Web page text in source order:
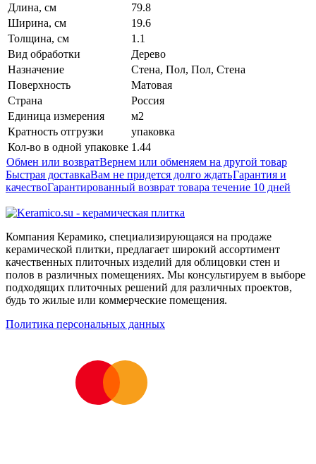
Длина, см
79.8
Ширина, см
19.6
Толщина, см
1.1
Вид обработки
Дерево
Назначение
Стена, Пол, Пол, Стена
Поверхность
Матовая
Страна
Россия
Единица измерения
м2
Кратность отгрузки
упаковка
Кол-во в одной упаковке 1.44
Обмен или возвратВернем или обменяем на другой товар
Быстрая доставкаВам не придется долго ждатьГарантия и
качествоГарантированный возврат товара течение 10 дней
Компания Керамико, специализирующаяся на продаже
керамической плитки, предлагает широкий ассортимент
качественных плиточных изделий для облицовки стен и
полов в различных помещениях. Мы консультируем в выборе
подходящих плиточных решений для различных проектов,
будь то жилые или коммерческие помещения.
Политика персональных данных